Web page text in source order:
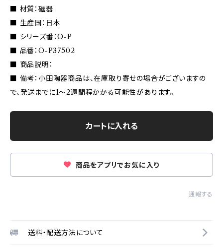
■ 材質：磁器
■ 生産国：日本
■ シリーズ番：O-P
■ 品番：O-P37502
■ 商品説明：
■ 備考：小田陶器商品は、在庫取り寄せの場合がございますの
で、発送までに1〜2週間程かかる可能性があります。
カートに入れる
商品をアプリでお気に入り
通報する
送料・配送方法について